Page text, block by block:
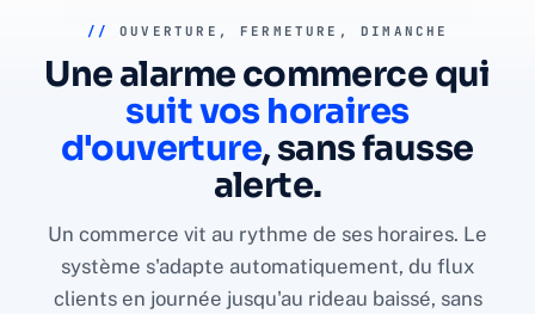
// OUVERTURE, FERMETURE, DIMANCHE
Une alarme commerce qui
suit vos horaires
d'ouverture, sans fausse
alerte.
Un commerce vit au rythme de ses horaires. Le
système s'adapte automatiquement, du flux
clients en journée jusqu'au rideau baissé, sans